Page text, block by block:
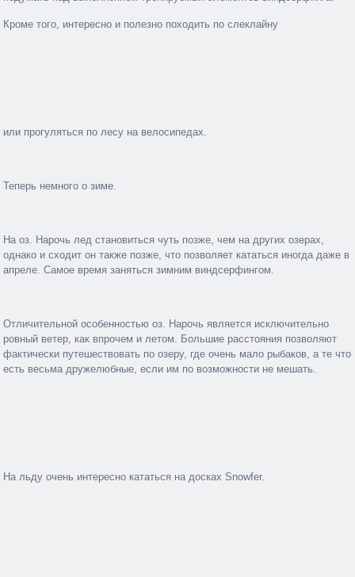
Кроме того, интересно и полезно походить по слеклайну
или прогуляться по лесу на велосипедах.
Теперь немного о зиме.
На оз. Нарочь лед становиться чуть позже, чем на других озерах,
однако и сходит он также позже, что позволяет кататься иногда даже в
апреле. Самое время заняться зимним виндсерфингом.
Отличительной особенностью оз. Нарочь является исключительно
ровный ветер, как впрочем и летом. Большие расстояния позволяют
фактически путешествовать по озеру, где очень мало рыбаков, а те что
есть весьма дружелюбные, если им по возможности не мешать.
На льду очень интересно кататься на досках Snowfer.